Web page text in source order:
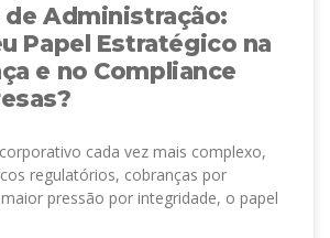
de Administração:
Papel Estratégico na
e no Compliance
cada vez mais complexo,
regulatórios, cobranças por
pressão por integridade, o papel